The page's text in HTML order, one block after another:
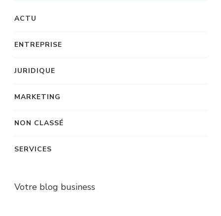
ACTU
ENTREPRISE
JURIDIQUE
MARKETING
NON CLASSÉ
SERVICES
Votre blog business